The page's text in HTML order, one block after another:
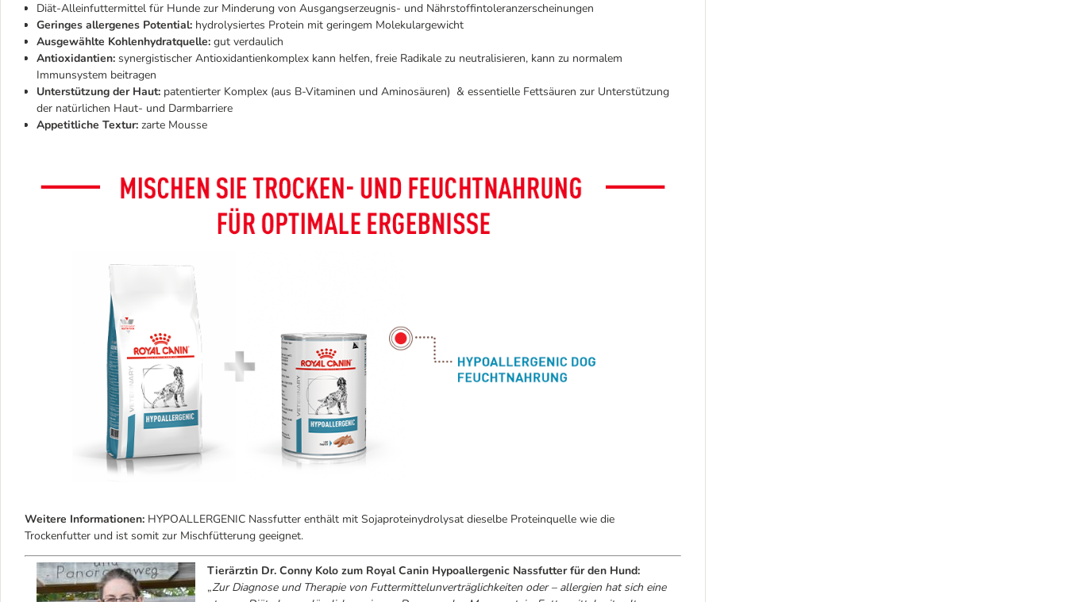
Diät-Alleinfuttermittel für Hunde zur Minderung von Ausgangserzeugnis- und Nährstoffintoleranzerscheinungen
Geringes allergenes Potential: hydrolysiertes Protein mit geringem Molekulargewicht
Ausgewählte Kohlenhydratquelle: gut verdaulich
Antioxidantien: synergistischer Antioxidantienkomplex kann helfen, freie Radikale zu neutralisieren, kann zu normalem
Immunsystem beitragen
Unterstützung der Haut: patentierter Komplex (aus B-Vitaminen und Aminosäuren) & essentielle Fettsäuren zur Unterstützung
der natürlichen Haut- und Darmbarriere
Appetitliche Textur: zarte Mousse
Weitere Informationen: HYPOALLERGENIC Nassfutter enthält mit Sojaproteinydrolysat dieselbe Proteinquelle wie die
Trockenfutter und ist somit zur Mischfütterung geeignet.
Tierärztin Dr. Conny Kolo zum Royal Canin Hypoallergenic Nassfutter für den Hund:
„Zur Diagnose und Therapie von Futtermittelunverträglichkeiten oder – allergien hat sich eine